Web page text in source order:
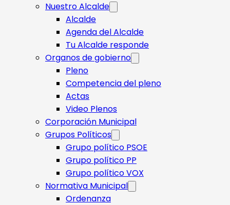
Nuestro Alcalde
Alcalde
Agenda del Alcalde
Tu Alcalde responde​
Organos de gobierno
Pleno
Competencia del pleno
Actas
Video Plenos
Corporación Municipal
Grupos Políticos
Grupo político PSOE
Grupo político PP
Grupo político VOX
Normativa Municipal
Ordenanza